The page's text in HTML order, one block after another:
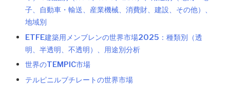
子、自動車・輸送、産業機械、消費財、建設、その他）、
地域別
ETFE建築用メンブレンの世界市場2025：種類別（透
明、半透明、不透明）、用途別分析
世界のTEMPIC市場
テルピニルブチレートの世界市場